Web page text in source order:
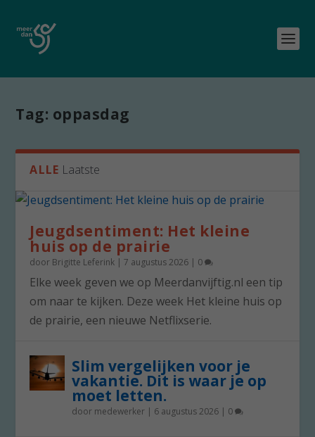
Tag: oppasdag
ALLE Laatste
Jeugdsentiment: Het kleine
huis op de prairie
door Brigitte Leferink |7 augustus 2026 | 0
Elke week geven we op Meerdanvijftig.nl een tip
om naar te kijken. Deze week Het kleine huis op
de prairie, een nieuwe Netflixserie.
Slim vergelijken voor je
vakantie. Dit is waar je op
moet letten.
door medewerker | 6 augustus 2026 | 0